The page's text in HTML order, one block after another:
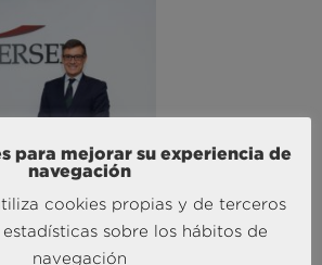
refuerza su crecimiento en
de Francisco Puertas
de Human Capital
para mejorar su experiencia de
navegación
cookies propias y de terceros
sobre los hábitos de
navegación